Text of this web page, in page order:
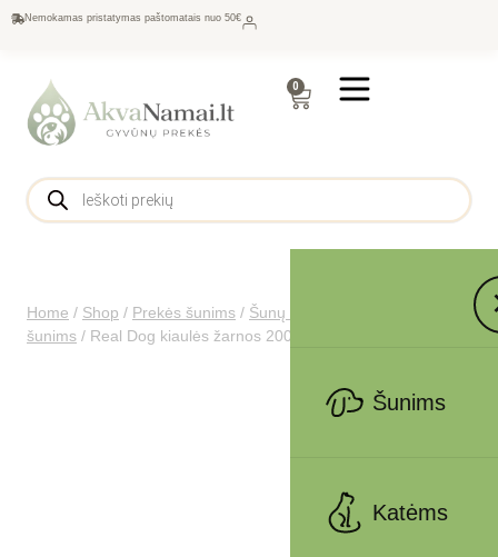
Nemokamas pristatymas paštomatais nuo 50€
0
Šunims
Katėms
Home / Shop / Prekės šunims / Šunų maistas
šunims / Real Dog kiaulės žarnos 200g